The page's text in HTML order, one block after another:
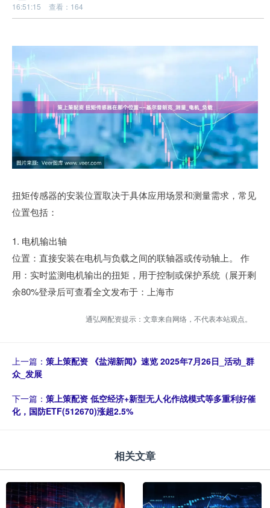
16:51:15
查看：164
扭矩传感器的安装位置取决于具体应用场景和测量需求，常见
位置包括：
1. 电机输出轴
位置：直接安装在电机与负载之间的联轴器或传动轴上。 作
用：实时监测电机输出的扭矩，用于控制或保护系统（展开剩
余80%登录后可查看全文发布于：上海市
通弘网配资提示：文章来自网络，不代表本站观点。
上一篇： 策上策配资 《盐湖新闻》速览 2025年7月26日_活动_群
众_发展
下一篇： 策上策配资 低空经济+新型无人化作战模式等多重利好催
化，国防ETF(512670)涨超2.5%
相关文章